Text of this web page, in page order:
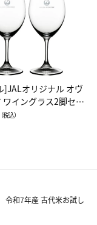
]JALオリジナル オヴ
ワイングラス2脚セッ
ワイン）
（税込）
和7年産 古代米お試し